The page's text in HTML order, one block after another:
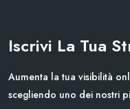
Iscrivi La Tua
Aumenta la tua visibilità
scegliendo uno dei nostri